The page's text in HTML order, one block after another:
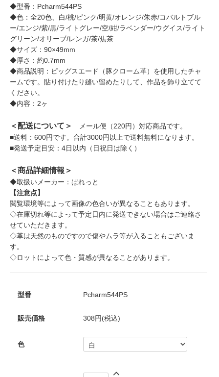
◆型番：Pcharm544PS
◆色：全20色、白/桃/ピンク/明黄/オレンジ/朱赤/コバルトブル
ー/エンジ/紫/黒/ライトグレー/空/紺/ラベンダー/ウグイス/ライト
グリーン/オリーブ/レンガ/茶/焦茶
◆サイズ：90×49mm
◆厚さ：約0.7mm
◆商品説明：ピッグスエード（豚クローム革）を使用したチャ
ームです。貼り付けたり縫い留めたりして、作品を飾り立てて
ください。
◆内容：2ヶ
＜配送について＞
メール便（220円）対応商品です。
■送料：600円です。合計3000円以上で送料無料になります。
■発送予定目安：4日以内（日祝日は除く）
＜商品詳細情報＞
◆取扱いメーカー：ぱれっと
【注意点】
閲覧環境等によって画像の色合いが異なることもあります。
◇在庫切れ等によって予定日内に発送できない場合はご連絡さ
せていただきます。
◇革は天然のものですので傷やムラ等が入ることもございま
す。
◇ロットによって色・質感が異なることがあります。
型番 Pcharm544PS
販売価格 308円(税込)
色